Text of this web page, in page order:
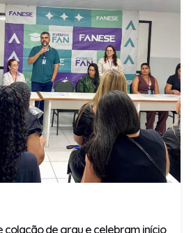
colação de grau e celebram início